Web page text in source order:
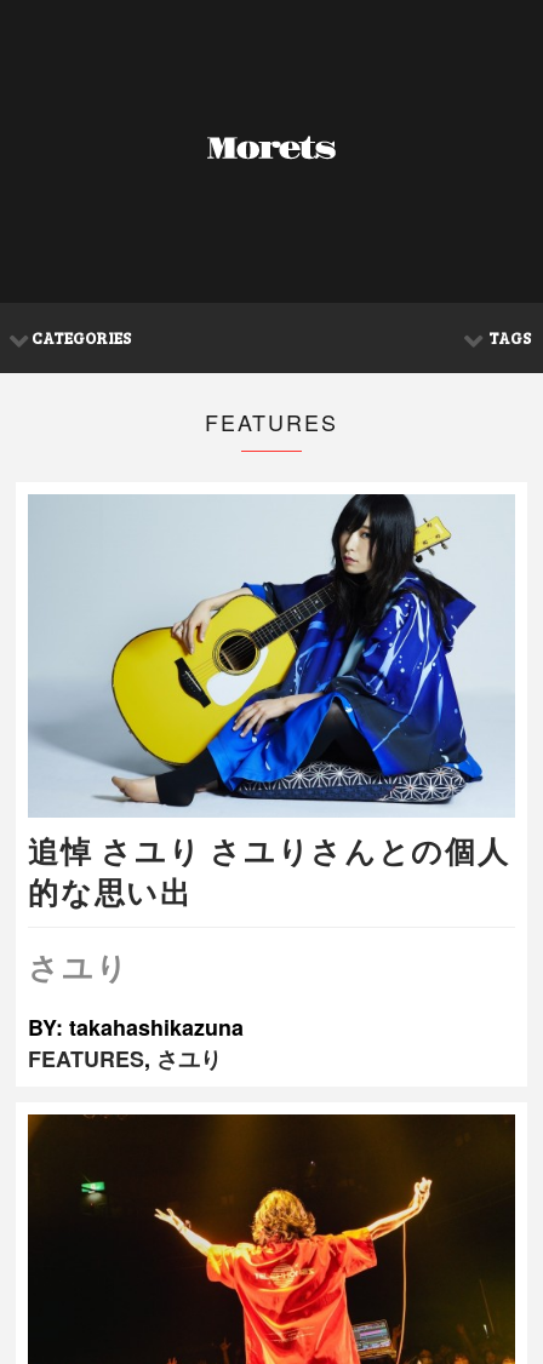
CATEGORIES TAGS
FEATURES
追悼 さユり さユりさんとの個人
的な思い出
さユり
BY: takahashikazuna
FEATURES, さユり